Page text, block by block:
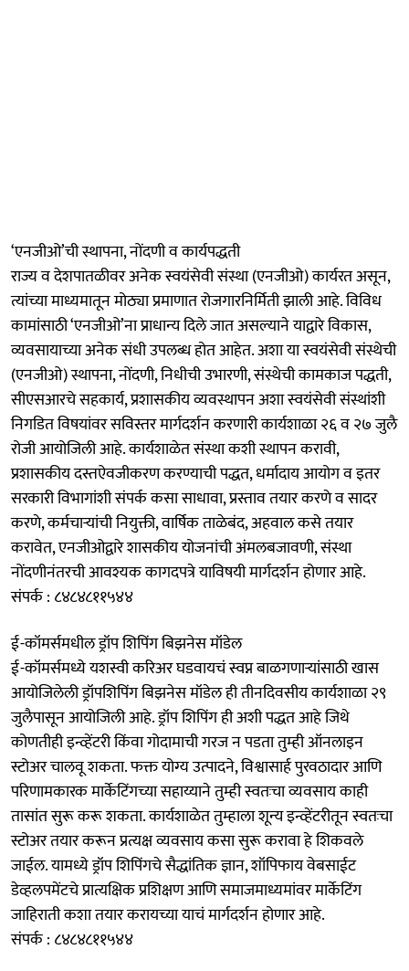
‘एनजीओ’ची स्थापना, नोंदणी व कार्यपद्धती
राज्य व देशपातळीवर अनेक स्वयंसेवी संस्था (एनजीओ) कार्यरत असून,
त्यांच्या माध्यमातून मोठ्या प्रमाणात रोजगारनिर्मिती झाली आहे. विविध
कामांसाठी ‘एनजीओ’ना प्राधान्य दिले जात असल्याने याद्वारे विकास,
व्यवसायाच्या अनेक संधी उपलब्ध होत आहेत. अशा या स्वयंसेवी संस्थेची
(एनजीओ) स्थापना, नोंदणी, निधीची उभारणी, संस्थेची कामकाज पद्धती,
सीएसआरचे सहकार्य, प्रशासकीय व्यवस्थापन अशा स्वयंसेवी संस्थांशी
निगडित विषयांवर सविस्तर मार्गदर्शन करणारी कार्यशाळा २६ व २७ जुलै
रोजी आयोजिली आहे. कार्यशाळेत संस्था कशी स्थापन करावी,
प्रशासकीय दस्तऐवजीकरण करण्याची पद्धत, धर्मादाय आयोग व इतर
सरकारी विभागांशी संपर्क कसा साधावा, प्रस्ताव तयार करणे व सादर
करणे, कर्मचाऱ्यांची नियुक्ती, वार्षिक ताळेबंद, अहवाल कसे तयार
करावेत, एनजीओद्वारे शासकीय योजनांची अंमलबजावणी, संस्था
नोंदणीनंतरची आवश्यक कागदपत्रे याविषयी मार्गदर्शन होणार आहे.
संपर्क : ८४८४८११५४४
ई-कॉमर्समधील ड्रॉप शिपिंग बिझनेस मॉडेल
ई-कॉमर्समध्ये यशस्वी करिअर घडवायचं स्वप्न बाळगणाऱ्यांसाठी खास
आयोजिलेली ड्रॉपशिपिंग बिझनेस मॉडेल ही तीनदिवसीय कार्यशाळा २९
जुलैपासून आयोजिली आहे. ड्रॉप शिपिंग ही अशी पद्धत आहे जिथे
कोणतीही इन्व्हेंटरी किंवा गोदामाची गरज न पडता तुम्ही ऑनलाइन
स्टोअर चालवू शकता. फक्त योग्य उत्पादने, विश्वासार्ह पुरवठादार आणि
परिणामकारक मार्केटिंगच्या सहाय्याने तुम्ही स्वतःचा व्यवसाय काही
तासांत सुरू करू शकता. कार्यशाळेत तुम्हाला शून्य इन्व्हेंटरीतून स्वतःचा
स्टोअर तयार करून प्रत्यक्ष व्यवसाय कसा सुरू करावा हे शिकवले
जाईल. यामध्ये ड्रॉप शिपिंगचे सैद्धांतिक ज्ञान, शॉपिफाय वेबसाईट
डेव्हलपमेंटचे प्रात्यक्षिक प्रशिक्षण आणि समाजमाध्यमांवर मार्केटिंग
जाहिराती कशा तयार करायच्या याचं मार्गदर्शन होणार आहे.
संपर्क : ८४८४८११५४४